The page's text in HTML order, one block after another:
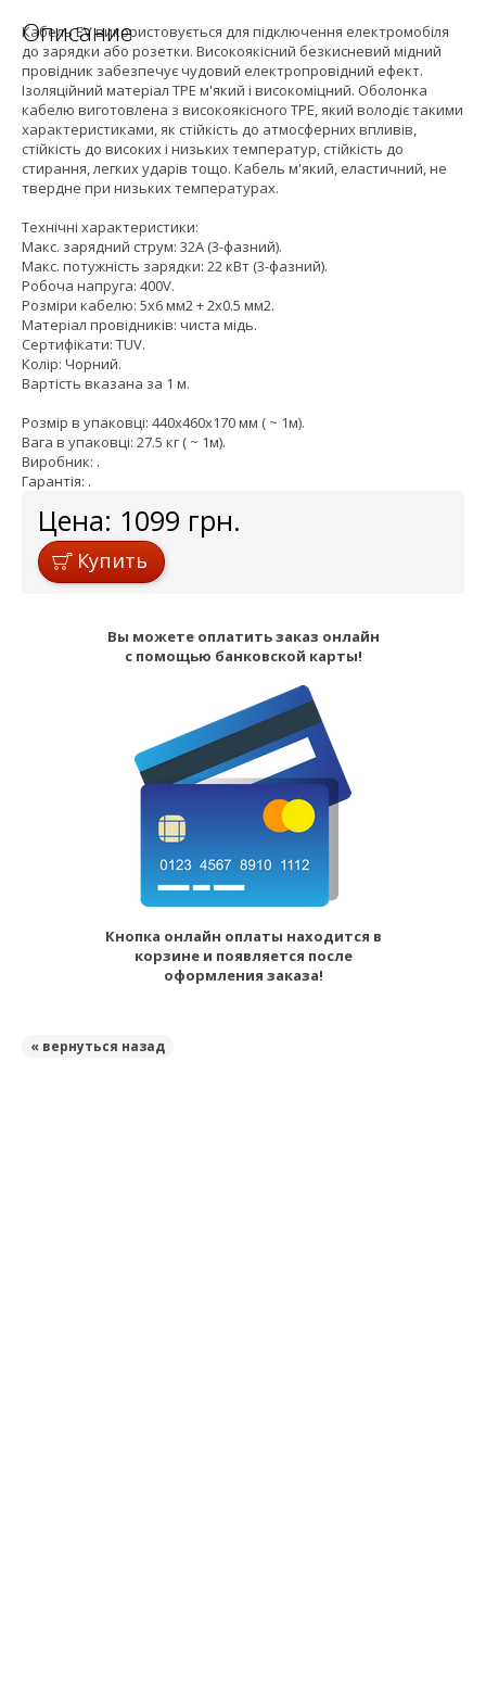
Описание
Кабель EV використовується для підключення електромобіля
до зарядки або розетки. Високоякісний безкисневий мідний
провідник забезпечує чудовий електропровідний ефект.
Ізоляційний матеріал TPE м'який і високоміцний. Оболонка
кабелю виготовлена з високоякісного TPE, який володіє такими
характеристиками, як стійкість до атмосферних впливів,
стійкість до високих і низьких температур, стійкість до
стирання, легких ударів тощо. Кабель м'який, еластичний, не
твердне при низьких температурах.
Технічні характеристики:
Макс. зарядний струм: 32А (3-фазний).
Макс. потужність зарядки: 22 кВт (3-фазний).
Робоча напруга: 400V.
Розміри кабелю: 5x6 мм2 + 2x0.5 мм2.
Матеріал провідників: чиста мідь.
Сертифікати: TUV.
Колір: Чорний.
Вартість вказана за 1 м.
Розмір в упаковці: 440x460x170 мм ( ~ 1м).
Вага в упаковці: 27.5 кг ( ~ 1м).
Виробник: .
Гарантія: .
Цена: 1099 грн.
Купить
Вы можете оплатить заказ онлайн
с помощью банковской карты!
Кнопка онлайн оплаты находится в
корзине и появляется после
оформления заказа!
« вернуться назад